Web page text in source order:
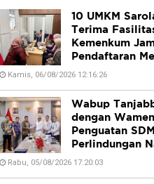
10 UMKM
Terima
Kemenkum
Pendaftaran
Kamis, 06/08/2026 12:16:26
Wabup
dengan
Penguatan
Perlindungan
Rabu, 05/08/2026 17:20:03